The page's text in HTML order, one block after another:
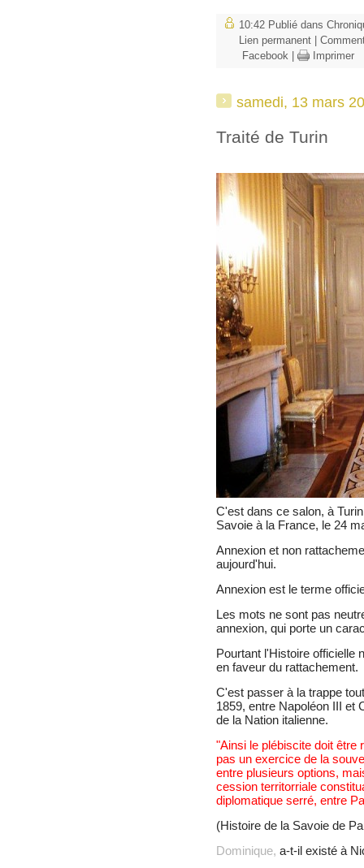
10:42 Publié dans
Lien permanent
Facebook
Imprimer
samedi, 13 mars
Traité de Turin
C'est dans ce salon, à
Savoie à la France, le 24
Annexion et non
aujourd'hui.
Annexion est le terme
Les mots ne sont pas
annexion, qui porte un
Pourtant l'Histoire officielle
en faveur du rattachement.
C'est passer à la trappe
1859, entre Napoléon III et
de la Nation italienne.
"Ainsi le plébiscite doit être
pas un exercice de la
entre plusieurs options,
cession territorriale
diplomatique serré, entre
(Histoire de la Savoie de
Dominique, a-t-il existé à